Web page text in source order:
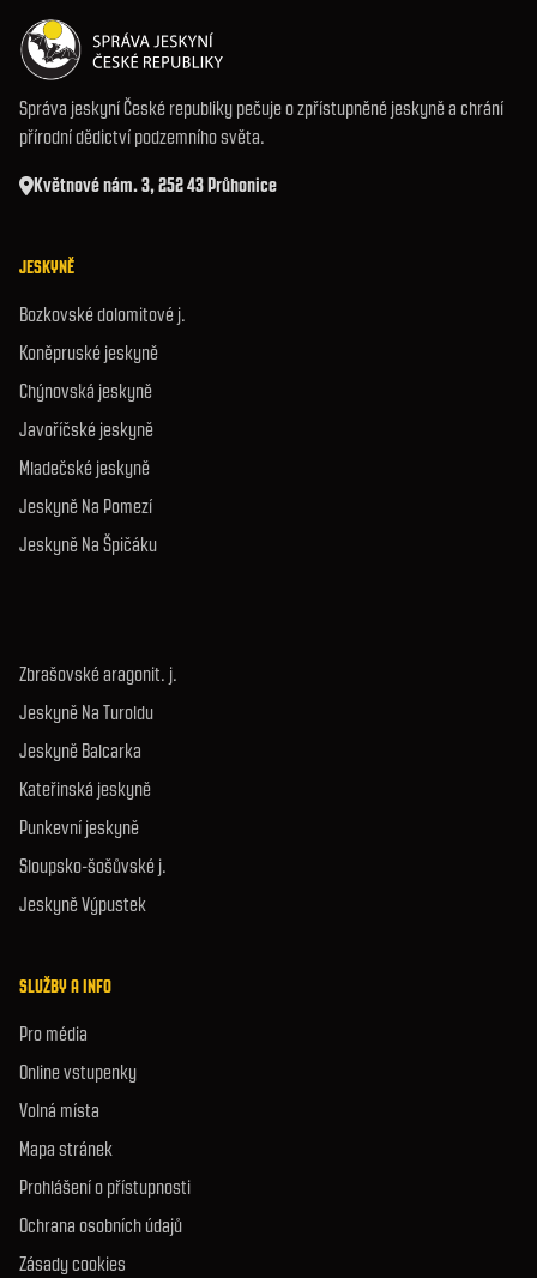
Správa jeskyní České republiky pečuje o zpřístupněné jeskyně a chrání
přírodní dědictví podzemního světa.
Květnové nám. 3, 252 43 Průhonice
JESKYNĚ
Bozkovské dolomitové j.
Koněpruské jeskyně
Chýnovská jeskyně
Javoříčské jeskyně
Mladečské jeskyně
Jeskyně Na Pomezí
Jeskyně Na Špičáku
Zbrašovské aragonit. j.
Jeskyně Na Turoldu
Jeskyně Balcarka
Kateřinská jeskyně
Punkevní jeskyně
Sloupsko-šošůvské j.
Jeskyně Výpustek
SLUŽBY A INFO
Pro média
Online vstupenky
Volná místa
Mapa stránek
Prohlášení o přístupnosti
Ochrana osobních údajů
Zásady cookies